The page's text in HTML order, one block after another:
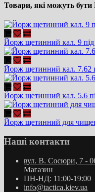
Товари, які можуть бути
Йорж щетинний кал. 9
Йорж щетинний кал. 7.62
Йорж щетинний кал. 5.6
Йорж щетинний для
Наші контакти
вул. В. Сосюри, 7 -
Магазин
ПН-НД: 11:00-19:00
info@tactica.kiev.ua